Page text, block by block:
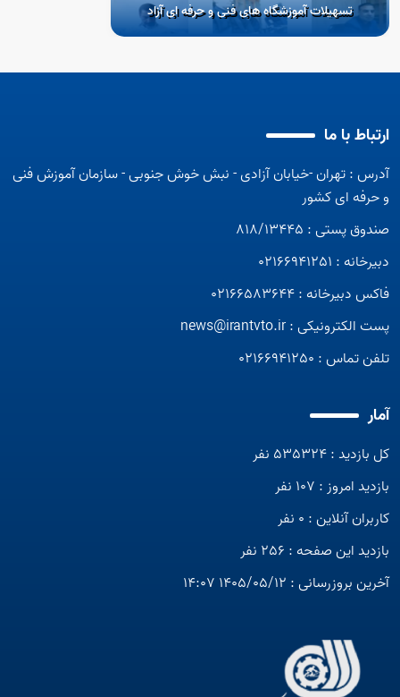
تسهیلات آموزشگاه های فنی و حرفه ای آزاد
آموزش در صنایع و صنوف
ارتباط با ما
آدرس : تهران -خیابان آزادی - نبش خوش جنوبی - سازمان آموزش فنی
و حرفه ای کشور
صندوق پستی : 818/13445
دبیرخانه : 02166941251
فاکس دبیرخانه : 02166583644
پست الکترونیکی :news@irantvto.ir
تلفن تماس : 02166941250
آمار
کل بازدید : 535324 نفر
بازدید امروز : 107 نفر
کاربران آنلاین : 0 نفر
بازدید این صفحه : 256 نفر
آخرین بروزرسانی : 1405/05/12 14:07